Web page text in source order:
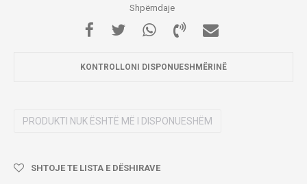
Shpërndaje
KONTROLLONI DISPONUESHMËRINË
PRODUKTI NUK ËSHTË MË I DISPONUESHËM
SHTOJE TE LISTA E DËSHIRAVE